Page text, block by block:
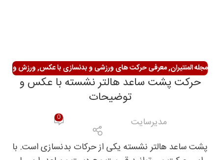
مجله المنتیران,معرفی حرکت های ورزشی و بدنسازی با عکس,ورزش و
سلامتی
حرکت پشت ساعد هالتر نشسته با عکس و
توضیحات
مدیرسایت 0
پشت ساعد هالتر نشسته یکی از حرکات بدنسازی است. با